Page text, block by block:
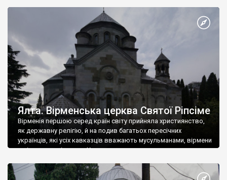
Херсонесі Володимир-язичник, став Василем-християнином.
А потім було Хрещення Русі. На честь Херсонесу Таврійського
Ялта. Вірменська церква Святої Ріпсіме
Вірменія першою серед країн світу прийняла християнство,
як державну релігію, й на подив багатьох пересічних
українців, які усіх кавказців вважають мусульманами, вірмени
є відданими вірянами Христа